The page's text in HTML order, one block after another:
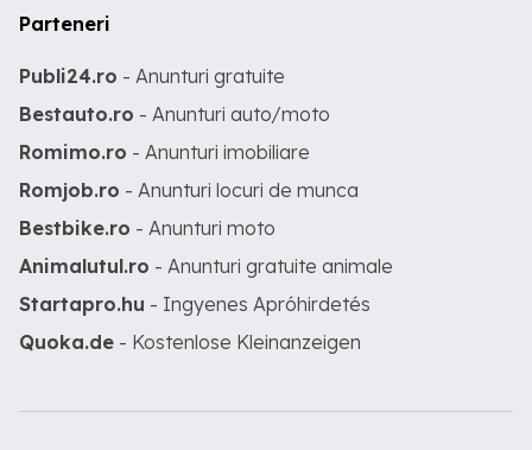
Parteneri
Publi24.ro - Anunturi gratuite
Bestauto.ro - Anunturi auto/moto
Romimo.ro - Anunturi imobiliare
Romjob.ro - Anunturi locuri de munca
Bestbike.ro - Anunturi moto
Animalutul.ro - Anunturi gratuite animale
Startapro.hu - Ingyenes Apróhirdetés
Quoka.de - Kostenlose Kleinanzeigen